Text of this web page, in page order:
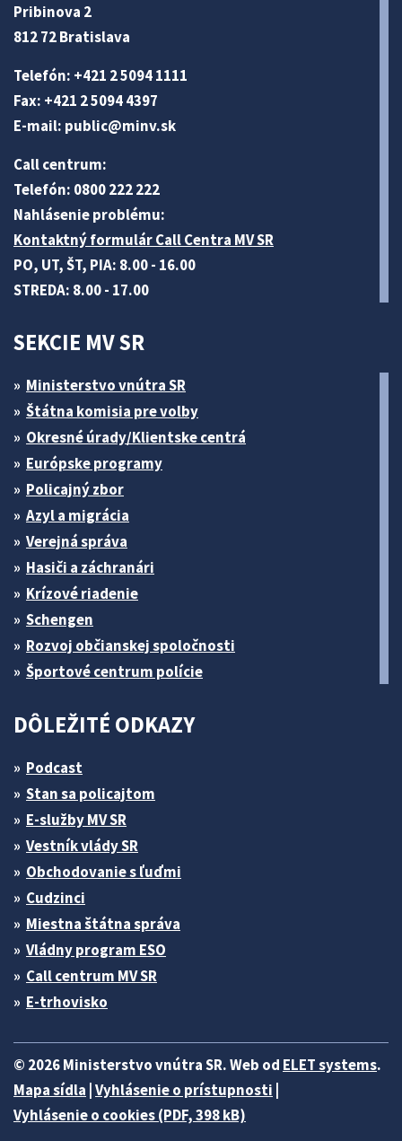
Pribinova 2
812 72 Bratislava
Telefón: +421 2 5094 1111
Fax: +421 2 5094 4397
E-mail: public@minv.sk
Call centrum:
Telefón: 0800 222 222
Nahlásenie problému:
Kontaktný formulár Call Centra MV SR
PO, UT, ŠT, PIA: 8.00 - 16.00
STREDA: 8.00 - 17.00
SEKCIE MV SR
Ministerstvo vnútra SR
Štátna komisia pre volby
Okresné úrady/Klientske centrá
Európske programy
Policajný zbor
Azyl a migrácia
Verejná správa
Hasiči a záchranári
Krízové riadenie
Schengen
Rozvoj občianskej spoločnosti
Športové centrum polície
DÔLEŽITÉ ODKAZY
Podcast
Stan sa policajtom
E-služby MV SR
Vestník vlády SR
Obchodovanie s ľuďmi
Cudzinci
Miestna štátna správa
Vládny program ESO
Call centrum MV SR
E-trhovisko
© 2026 Ministerstvo vnútra SR. Web od ELET systems.
Mapa sídla Vyhlásenie o prístupnosti
Vyhlásenie o cookies (PDF, 398 kB)